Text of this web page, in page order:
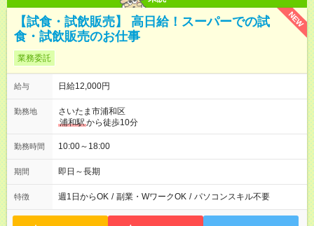
NEW
【試食・試飲販売】 高日給！スーパーでの試
食・試飲販売のお仕事
業務委託
給与 日給12,000円
勤務地
さいたま市浦和区
浦和駅から徒歩10分
勤務時間 10:00～18:00
期間 即日～長期
特徴 週1日からOK / 副業・WワークOK / パソコンスキル不要